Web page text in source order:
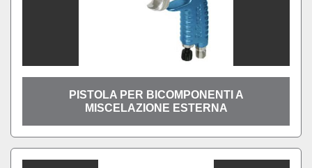
PISTOLA PER BICOMPONENTI A
MISCELAZIONE ESTERNA